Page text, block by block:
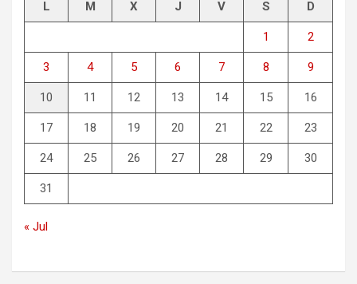
L M X J V S D
1 2
3 4 5 6 7 8 9
10 11 12 13 14 15 16
17 18 19 20 21 22 23
24 25 26 27 28 29 30
31
« Jul